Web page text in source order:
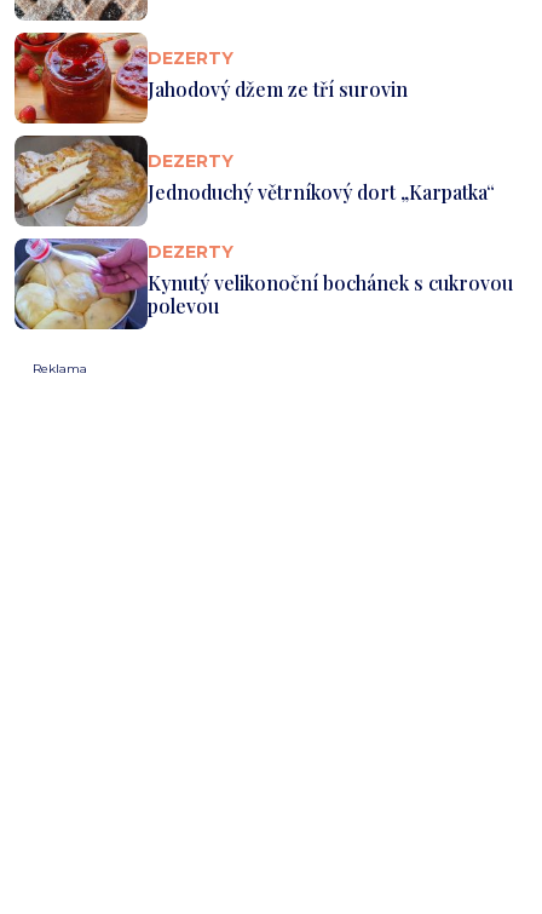
DEZERTY
Jahodový džem ze tří surovin
DEZERTY
Jednoduchý větrníkový dort „Karpatka“
DEZERTY
Kynutý velikonoční bochánek s cukrovou
polevou
Reklama